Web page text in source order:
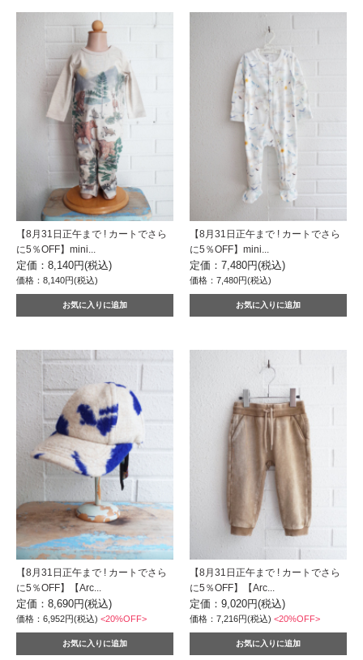
【8月31日正午まで ! カートでさら
に5％OFF】mini...
定価：8,140円(税込)
価格：8,140円(税込)
【8月31日正午まで ! カートでさら
に5％OFF】mini...
定価：7,480円(税込)
価格：7,480円(税込)
【8月31日正午まで ! カートでさら
に5％OFF】【Arc...
定価：8,690円(税込)
価格：6,952円(税込) <20%OFF>
【8月31日正午まで ! カートでさら
に5％OFF】【Arc...
定価：9,020円(税込)
価格：7,216円(税込)<20%OFF>